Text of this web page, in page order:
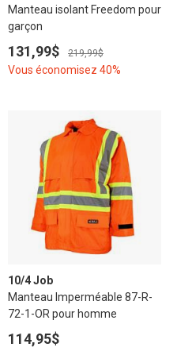
Manteau isolant Freedom pour
garçon
131,99$ 219,99$
Vous économisez 40%
10/4 Job
Manteau Imperméable 87-R-
72-1-OR pour homme
114,95$